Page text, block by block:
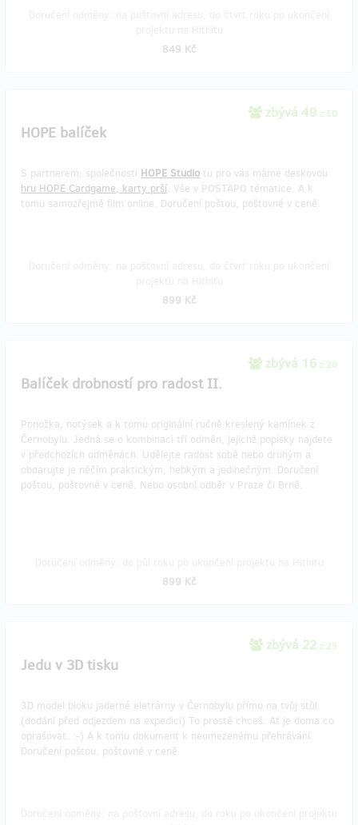
849 Kč
zbývá 49 z 50
HOPE balíček
S partnerem, společností HOPE Studio tu pro vás máme deskovou
hru HOPE Cardgame, karty prší. Vše v POSTAPO tématice. A k
tomu samozřejmě film online. Doručení poštou, poštovné v ceně.
899 Kč
zbývá 16 z 20
Balíček drobností pro radost II.
Ponožka, notýsek a k tomu originální ručně kreslený kamínek z
Černobylu. Jedná se o kombinaci tří odměn, jejichž popisky najdete
v předchozích odměnách. Udělejte radost sobě nebo druhým a
obdarujte je něčím praktickým, hebkým a jedinečným. Doručení
poštou, poštovné v ceně. Nebo osobní odběr v Praze či Brně.
899 Kč
zbývá 22 z 25
Jedu v 3D tisku
3D model bloku jaderné eletrárny v Černobylu přímo na tvůj stůl.
(dodání před odjezdem na expedici) To prostě chceš. Ať je doma co
oprašovat. :-) A k tomu dokument k neomezenému přehrávání.
Doručení poštou, poštovné v ceně.